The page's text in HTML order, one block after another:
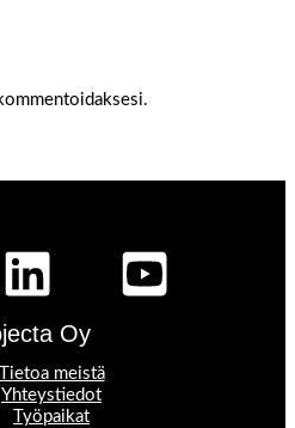
Oy
Tietoa meistä
Yhteystiedot
Työpaikat